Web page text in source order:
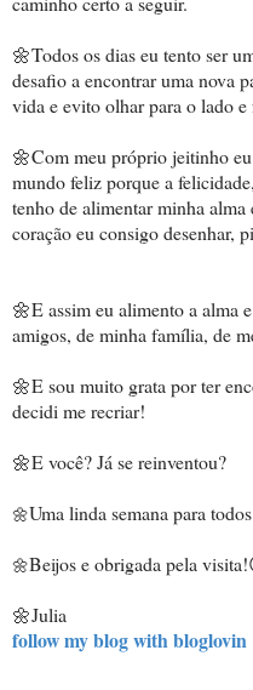
🌼Todos os dias eu tento ser
desafio a encontrar uma nova
vida e evito olhar para o lado e
🌼Com meu próprio jeitinho
mundo feliz porque a
tenho de alimentar minha
coração eu consigo desenhar,
🌼E assim eu alimento a alma
amigos, de minha família, de
🌼E sou muito grata por ter
decidi me recriar!
🌼E você? Já se reinventou?
🌼Uma linda semana para
🌼Beijos e obrigada pela
🌼Julia
follow my blog with bloglovin